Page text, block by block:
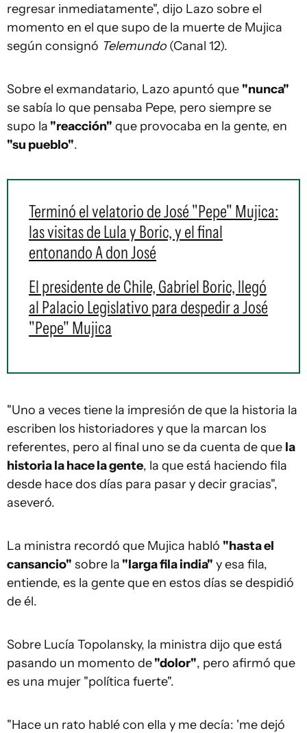
regresar inmediatamente", dijo Lazo sobre el
momento en el que supo de la muerte de Mujica
según consignó Telemundo (Canal 12).
Sobre el exmandatario, Lazo apuntó que "nunca"
se sabía lo que pensaba Pepe, pero siempre se
supo la "reacción" que provocaba en la gente, en
"su pueblo".
Terminó el velatorio de José "Pepe" Mujica:
las visitas de Lula y Boric, y el final
entonando A don José
El presidente de Chile, Gabriel Boric, llegó
al Palacio Legislativo para despedir a José
"Pepe" Mujica
"Uno a veces tiene la impresión de que la historia la
escriben los historiadores y que la marcan los
referentes, pero al final uno se da cuenta de que la
historia la hace la gente, la que está haciendo fila
desde hace dos días para pasar y decir gracias",
aseveró.
La ministra recordó que Mujica habló "hasta el
cansancio" sobre la "larga fila india" y esa fila,
entiende, es la gente que en estos días se despidió
de él.
Sobre Lucía Topolansky, la ministra dijo que está
pasando un momento de"dolor", pero afirmó que
es una mujer "política fuerte".
"Hace un rato hablé con ella y me decía: 'me dejó